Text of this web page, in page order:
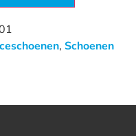
, Schoenen